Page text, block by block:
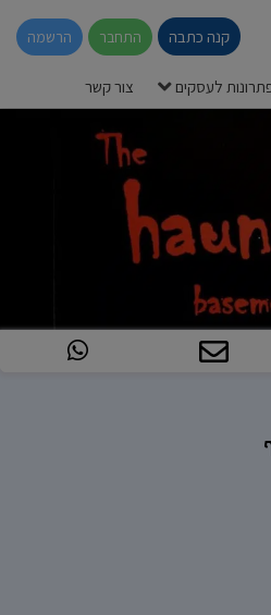
קנה כתבה התחבר הרשמה
לעסקים צור קשר